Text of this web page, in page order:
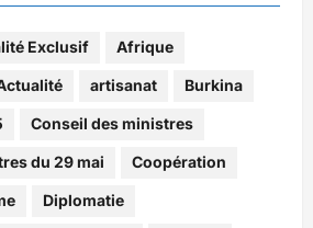
Exclusif Afrique
artisanat Burkina
Conseil des ministres
du 29 mai Coopération
Diplomatie